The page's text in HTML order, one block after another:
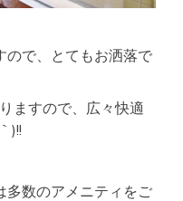
ので、とてもお洒落で
ますので、広々快適
)!!
多数のアメニティをご